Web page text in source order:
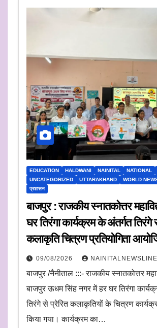
EDUCATION HALDWANI NAINITAL NATIONAL
UNCATEGORIZED
UTTARAKHAND WORLD
प्रशासन
बाजपुर : राजकीय स्नातकोत्तर
घर तिरंगा कार्यक्रम के अंतर्गत तिरंगे
कलाकृति चित्रण प्रतियोगिता
09/08/2026
बाजपुर /नैनीताल :::- राजकीय स्नातकोत्तर
बाजपुर ऊधम सिंह नगर में हर घर तिरंगा
तिरंगे से प्रेरित कलाकृतियों के चित्रण
किया गया। कार्यक्रम का…